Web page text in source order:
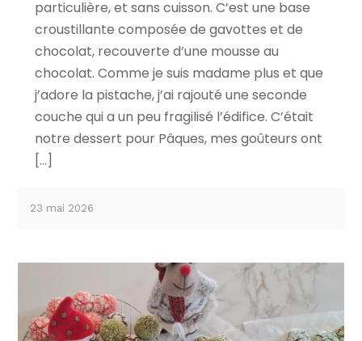
particulière, et sans cuisson. C’est une base
croustillante composée de gavottes et de
chocolat, recouverte d’une mousse au
chocolat. Comme je suis madame plus et que
j’adore la pistache, j’ai rajouté une seconde
couche qui a un peu fragilisé l’édifice. C’était
notre dessert pour Pâques, mes goûteurs ont
[…]
23 mai 2026